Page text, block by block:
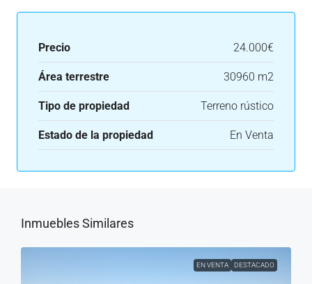
Precio 24.000€
Área terrestre 30960 m2
Tipo de propiedad Terreno rústico
Estado de la propiedad En Venta
Inmuebles Similares
EN VENTA DESTACADO